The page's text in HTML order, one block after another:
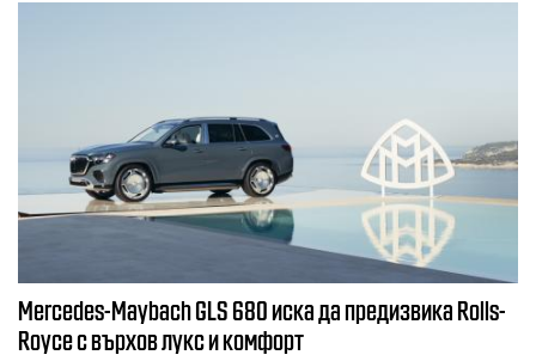
Mercedes-Maybach GLS 680 иска да предизвика Rolls-
Royce с върхов лукс и комфорт